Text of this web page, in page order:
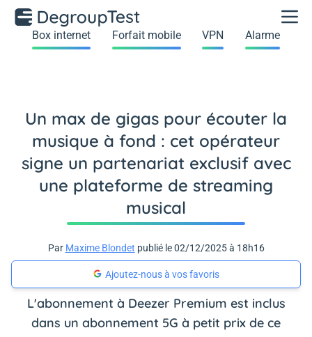
Box internet Forfait mobile VPN Alarme
Un max de gigas pour écouter la
musique à fond : cet opérateur
signe un partenariat exclusif avec
une plateforme de streaming
musical
Par Maxime Blondet publié le 02/12/2025 à 18h16
Ajoutez-nous à vos favoris
L'abonnement à Deezer Premium est inclus
dans un abonnement 5G à petit prix de ce